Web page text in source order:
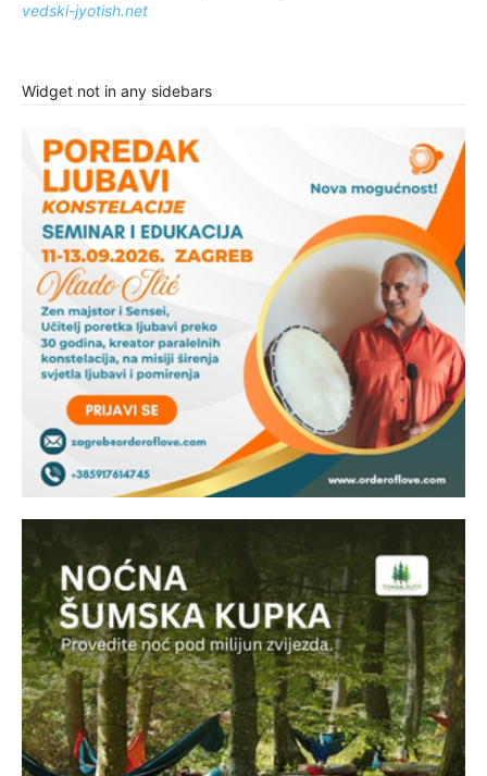
vedski-jyotish.net
Widget not in any sidebars